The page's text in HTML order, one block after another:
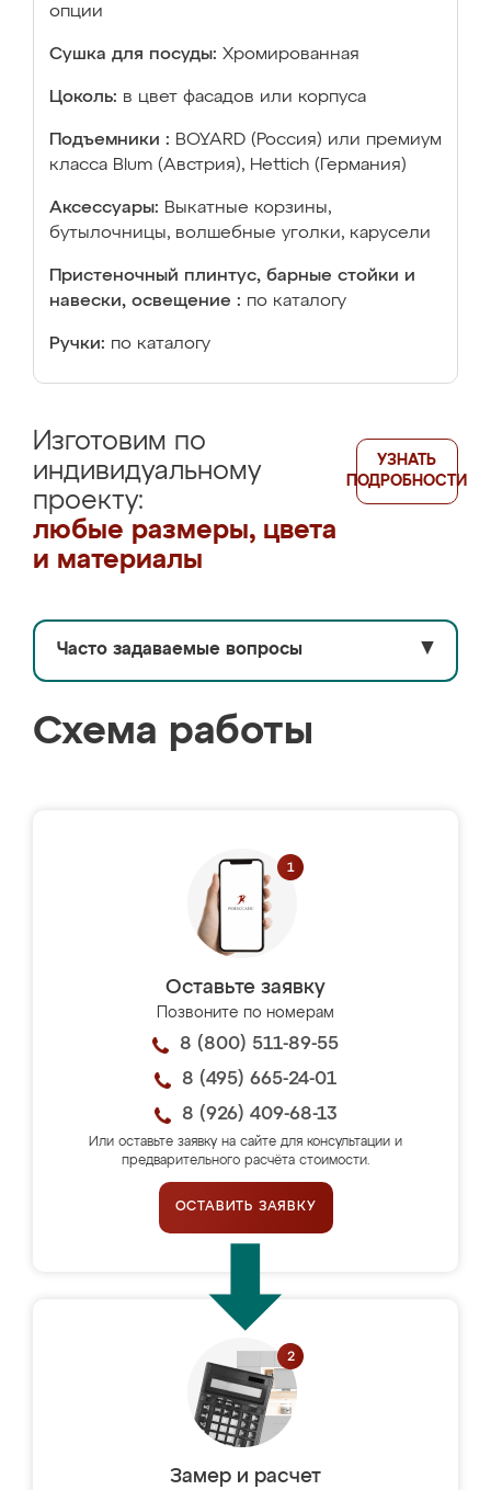
опции
Сушка для посуды: Хромированная
Цоколь: в цвет фасадов или корпуса
Подъемники : BOYARD (Россия) или премиум
класса Blum (Австрия), Hettich (Германия)
Аксессуары: Выкатные корзины,
бутылочницы, волшебные уголки, карусели
Пристеночный плинтус, барные стойки и
навески, освещение : по каталогу
Ручки: по каталогу
Изготовим по
индивидуальному
проекту:
любые размеры, цвета
и материалы
УЗНАТЬ
ПОДРОБНОСТИ
Часто задаваемые вопросы ▼
Схема работы
Оставьте заявку
Позвоните по номерам
8 (800) 511-89-55
8 (495) 665-24-01
8 (926) 409-68-13
Или оставьте заявку на сайте для консультации и
предварительного расчёта стоимости.
ОСТАВИТЬ ЗАЯВКУ
Замер и расчет